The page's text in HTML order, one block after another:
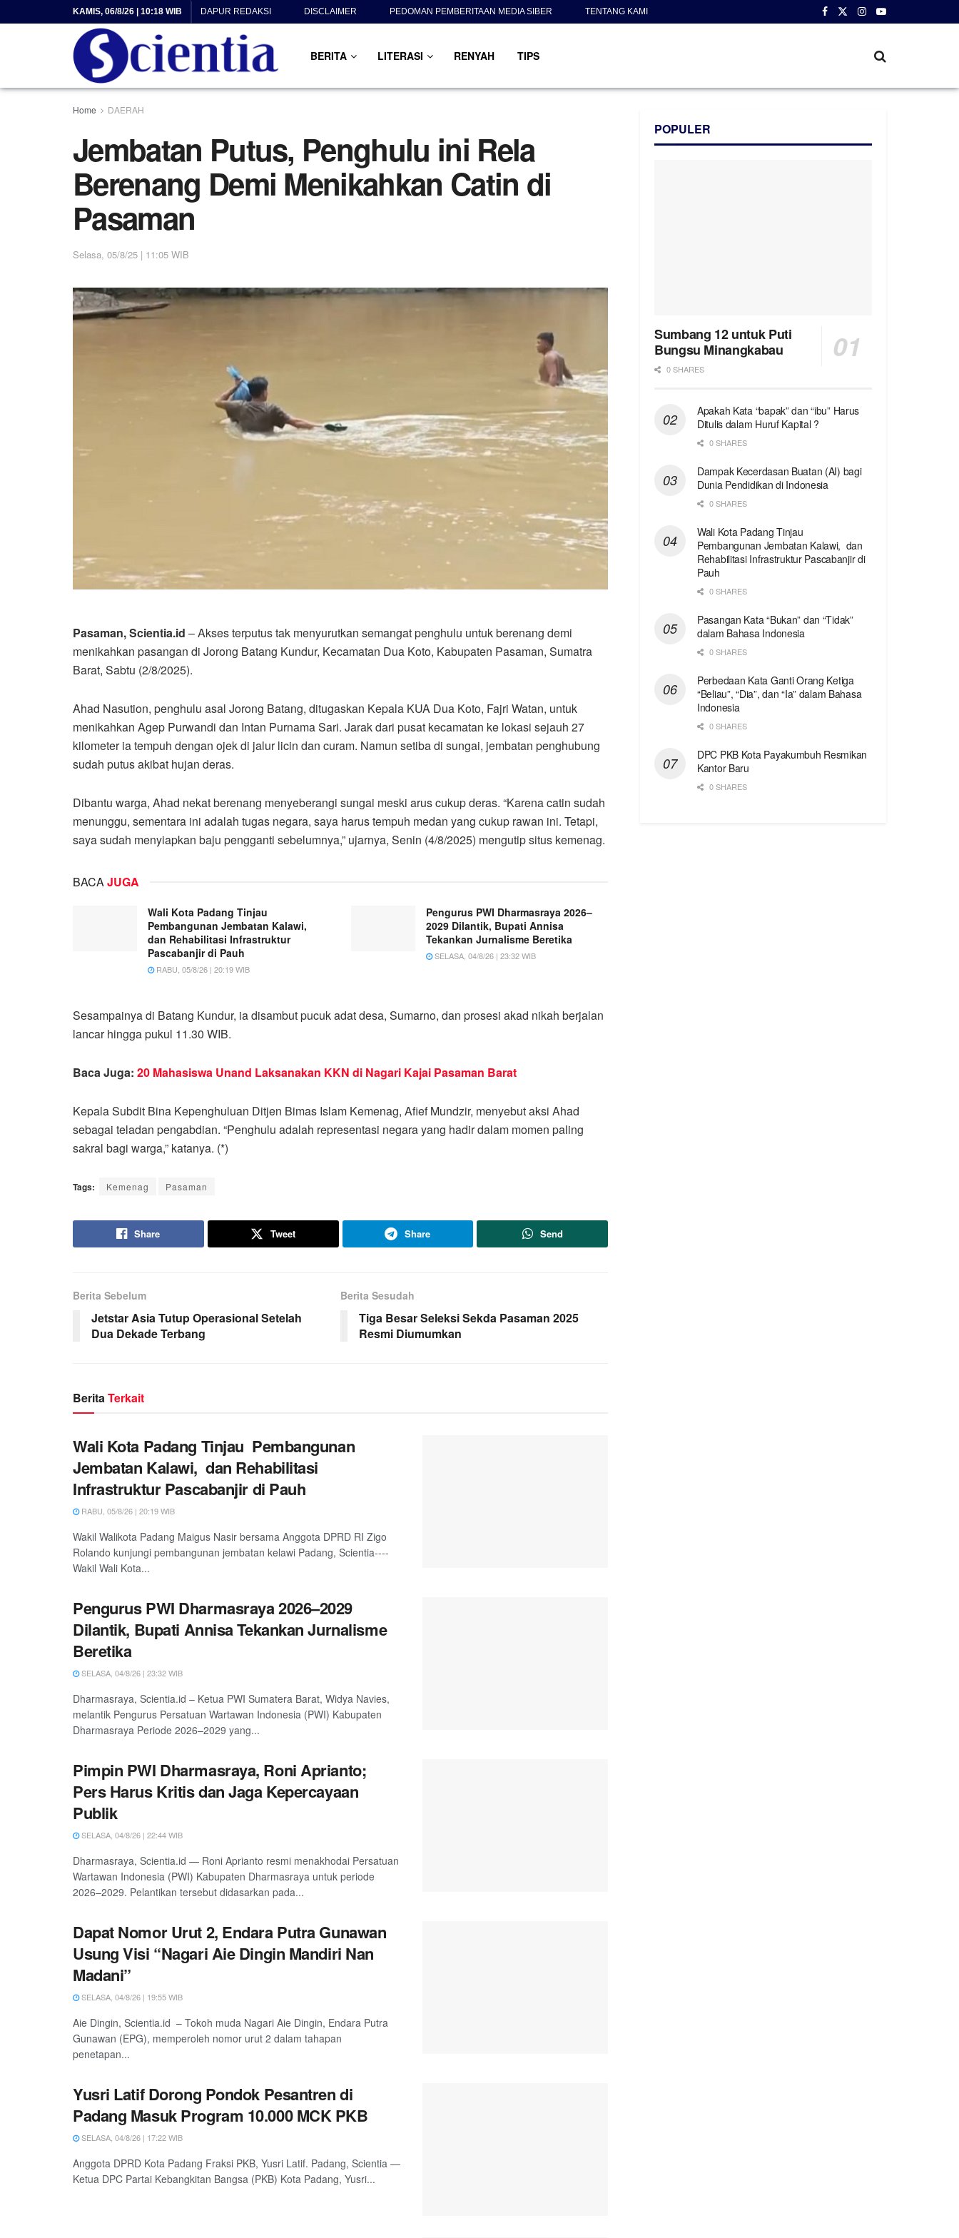
KAMIS, 06/8/26 | 10:18 WIB DAPUR REDAKSI DISCLAIMER PEDOMAN PEMBERITAAN MEDIA SIBER TENTANG KAMI
BERITA LITERASI RENYAH TIPS
Home DAERAH
Jembatan Putus, Penghulu ini Rela
Berenang Demi Menikahkan Catin di
Pasaman
Selasa, 05/8/25 | 11:05 WIB
Pasaman, Scientia.id – Akses terputus tak menyurutkan semangat penghulu untuk berenang demi
menikahkan pasangan di Jorong Batang Kundur, Kecamatan Dua Koto, Kabupaten Pasaman, Sumatra
Barat, Sabtu (2/8/2025).
Ahad Nasution, penghulu asal Jorong Batang, ditugaskan Kepala KUA Dua Koto, Fajri Watan, untuk
menikahkan Agep Purwandi dan Intan Purnama Sari. Jarak dari pusat kecamatan ke lokasi sejauh 27
kilometer ia tempuh dengan ojek di jalur licin dan curam. Namun setiba di sungai, jembatan penghubung
sudah putus akibat hujan deras.
Dibantu warga, Ahad nekat berenang menyeberangi sungai meski arus cukup deras. “Karena catin sudah
menunggu, sementara ini adalah tugas negara, saya harus tempuh medan yang cukup rawan ini. Tetapi,
saya sudah menyiapkan baju pengganti sebelumnya,” ujarnya, Senin (4/8/2025) mengutip situs kemenag.
BACAJUGA
Wali Kota Padang Tinjau
Pembangunan Jembatan Kalawi,
dan Rehabilitasi Infrastruktur
Pascabanjir di Pauh
RABU, 05/8/26 | 20:19 WIB
Pengurus PWI Dharmasraya 2026–
2029 Dilantik, Bupati Annisa
Tekankan Jurnalisme Beretika
SELASA, 04/8/26 | 23:32 WIB
Sesampainya di Batang Kundur, ia disambut pucuk adat desa, Sumarno, dan prosesi akad nikah berjalan
lancar hingga pukul 11.30 WIB.
Baca Juga: 20 Mahasiswa Unand Laksanakan KKN di Nagari Kajai Pasaman Barat
Kepala Subdit Bina Kepenghuluan Ditjen Bimas Islam Kemenag, Afief Mundzir, menyebut aksi Ahad
sebagai teladan pengabdian. “Penghulu adalah representasi negara yang hadir dalam momen paling
sakral bagi warga,” katanya. (*)
Tags: Kemenag Pasaman
Share Tweet Share Send
Berita Sebelum
Jetstar Asia Tutup Operasional Setelah
Dua Dekade Terbang
Berita Sesudah
Tiga Besar Seleksi Sekda Pasaman 2025
Resmi Diumumkan
BeritaTerkait
Wali Kota Padang Tinjau Pembangunan
Jembatan Kalawi, dan Rehabilitasi
Infrastruktur Pascabanjir di Pauh
RABU, 05/8/26 | 20:19 WIB
Wakil Walikota Padang Maigus Nasir bersama Anggota DPRD RI Zigo
Rolando kunjungi pembangunan jembatan kelawi Padang, Scientia----
Wakil Wali Kota...
Pengurus PWI Dharmasraya 2026–2029
Dilantik, Bupati Annisa Tekankan Jurnalisme
Beretika
SELASA, 04/8/26 | 23:32 WIB
Dharmasraya, Scientia.id – Ketua PWI Sumatera Barat, Widya Navies,
melantik Pengurus Persatuan Wartawan Indonesia (PWI) Kabupaten
Dharmasraya Periode 2026–2029 yang...
Pimpin PWI Dharmasraya, Roni Aprianto;
Pers Harus Kritis dan Jaga Kepercayaan
Publik
SELASA, 04/8/26 | 22:44 WIB
Dharmasraya, Scientia.id — Roni Aprianto resmi menakhodai Persatuan
Wartawan Indonesia (PWI) Kabupaten Dharmasraya untuk periode
2026–2029. Pelantikan tersebut didasarkan pada...
Dapat Nomor Urut 2, Endara Putra Gunawan
Usung Visi “Nagari Aie Dingin Mandiri Nan
Madani”
SELASA, 04/8/26 | 19:55 WIB
Aie Dingin, Scientia.id – Tokoh muda Nagari Aie Dingin, Endara Putra
Gunawan (EPG), memperoleh nomor urut 2 dalam tahapan
penetapan...
Yusri Latif Dorong Pondok Pesantren di
Padang Masuk Program 10.000 MCK PKB
SELASA, 04/8/26 | 17:22 WIB
Anggota DPRD Kota Padang Fraksi PKB, Yusri Latif. Padang, Scientia —
Ketua DPC Partai Kebangkitan Bangsa (PKB) Kota Padang, Yusri...
POPULER
Sumbang 12 untuk Puti
Bungsu Minangkabau
0 SHARES
Apakah Kata “bapak” dan “ibu” Harus
Ditulis dalam Huruf Kapital ?
0 SHARES
Dampak Kecerdasan Buatan (AI) bagi
Dunia Pendidikan di Indonesia
0 SHARES
Wali Kota Padang Tinjau
Pembangunan Jembatan Kalawi, dan
Rehabilitasi Infrastruktur Pascabanjir di
Pauh
0 SHARES
Pasangan Kata “Bukan” dan “Tidak”
dalam Bahasa Indonesia
0 SHARES
Perbedaan Kata Ganti Orang Ketiga
“Beliau”, “Dia”, dan “Ia” dalam Bahasa
Indonesia
0 SHARES
DPC PKB Kota Payakumbuh Resmikan
Kantor Baru
0 SHARES